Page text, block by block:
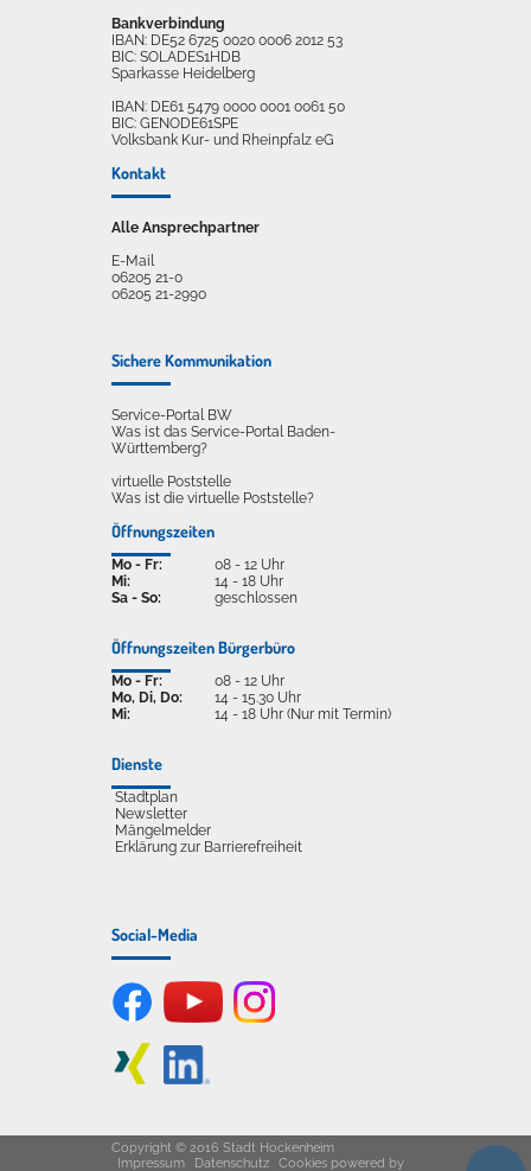
Bankverbindung
IBAN: DE52 6725 0020 0006 2012 53
BIC: SOLADES1HDB
Sparkasse Heidelberg
IBAN: DE61 5479 0000 0001 0061 50
BIC: GENODE61SPE
Volksbank Kur- und Rheinpfalz eG
Kontakt
Alle Ansprechpartner
E-Mail
06205 21-0
06205 21-2990
Sichere Kommunikation
Service-Portal BW
Was ist das Service-Portal Baden-
Württemberg?
virtuelle Poststelle
Was ist die virtuelle Poststelle?
Öffnungszeiten
Mo - Fr:
Mi:
Sa - So:
08 - 12 Uhr
14 - 18 Uhr
geschlossen
Öffnungszeiten Bürgerbüro
Mo - Fr:
Mo, Di, Do:
Mi:
08 - 12 Uhr
14 - 15.30 Uhr
14 - 18 Uhr (Nur mit Termin)
Dienste
Stadtplan
Newsletter
Mängelmelder
Erklärung zur Barrierefreiheit
Social-Media
Copyright © 2016 Stadt Hockenheim
Impressum
Datenschutz Cookies powered by